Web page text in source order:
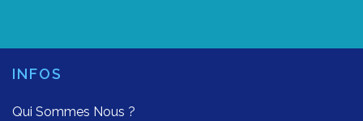
INFOS
Qui Sommes Nous ?